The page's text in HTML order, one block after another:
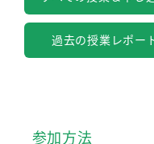
過去の授業レポー
参加方法